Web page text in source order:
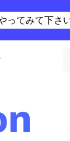
ってみて下さ